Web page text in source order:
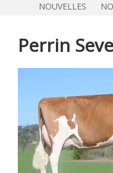
NOUVELLES
Perrin